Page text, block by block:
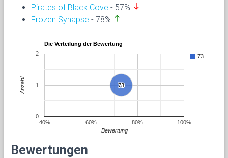
Pirates of Black Cove - 57% south
Frozen Synapse - 78% north
Die Verteilung der Bewertung
73
73
73
40% 60% 80% 100%
0
1
2
Bewertung
Anzahl
Bewertungen